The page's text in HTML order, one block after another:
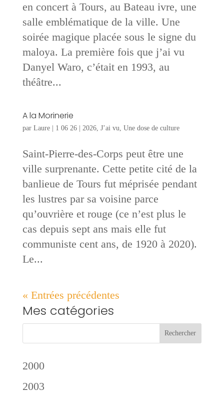
en concert à Tours, au Bateau ivre, une
salle emblématique de la ville. Une
soirée magique placée sous le signe du
maloya. La première fois que j’ai vu
Danyel Waro, c’était en 1993, au
théâtre...
A la Morinerie
par Laure| 1 06 26| 2026, J’ai vu, Une dose de culture
Saint-Pierre-des-Corps peut être une
ville surprenante. Cette petite cité de la
banlieue de Tours fut méprisée pendant
les lustres par sa voisine parce
qu’ouvrière et rouge (ce n’est plus le
cas depuis sept ans mais elle fut
communiste cent ans, de 1920 à 2020).
Le...
« Entrées précédentes
Mes catégories
2000
2003